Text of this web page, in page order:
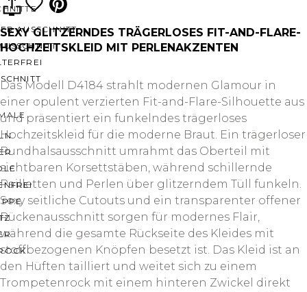
AUSSCHNITT
SEXY GLITZERNDES TRÄGERLOSES FIT-AND-FLARE-
HOCHZEITSKLEID MIT PERLENAKZENTEN
Das Modell D4184 strahlt modernen Glamour in
einer opulent verzierten Fit-and-Flare-Silhouette aus
und präsentiert ein funkelndes trägerloses
Hochzeitskleid für die moderne Braut. Ein trägerloser
Rundhalsausschnitt umrahmt das Oberteil mit
sichtbaren Korsettstäben, während schillernde
Pailletten und Perlen über glitzerndem Tüll funkeln.
Sexy seitliche Cutouts und ein transparenter offener
Rückenausschnitt sorgen für modernes Flair,
während die gesamte Rückseite des Kleides mit
stoffbezogenen Knöpfen besetzt ist. Das Kleid ist an
den Hüften tailliert und weitet sich zu einem
Trompetenrock mit einem hinteren Zwickel direkt